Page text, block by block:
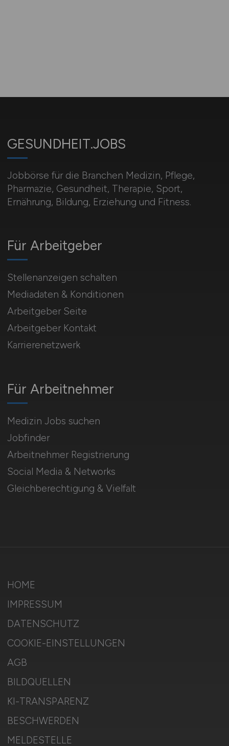
GESUNDHEIT.JOBS
Jobbörse für die Branchen Medizin, Pflege,
Pharmazie, Gesundheit, Therapie, Sport,
Ernährung, Bildung, Erziehung und Fitness.
Für Arbeitnehmer
Medizin Jobs suchen
Jobfinder
Arbeitnehmer Registrierung
Social Media & Networks
Gleichberechtigung & Vielfalt
Für Arbeitgeber
Stellenanzeigen schalten
Mediadaten & Konditionen
Arbeitgeber Seite
Arbeitgeber Kontakt
Karrierenetzwerk
HOME
IMPRESSUM
DATENSCHUTZ
COOKIE-EINSTELLUNGEN
AGB
BILDQUELLEN
KI-TRANSPARENZ
BESCHWERDEN
MELDESTELLE